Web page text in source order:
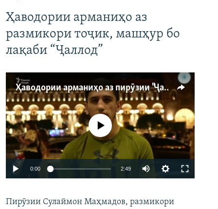
Ҳаводории арманиҳо аз
размикори тоҷик, машҳур бо
лақаби “Ҷаллод”
Ҳаводории арманиҳо аз пирӯзии "Ҷаллод"-и тоҷик
Феълан кор намекунад
0:00 2:49
360p
Пирӯзии Сулаймон Маҳмадов, размикори